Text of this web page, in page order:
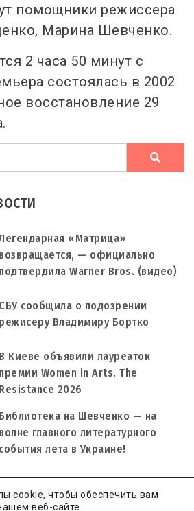
помощники режиссера
Марина Шевченко.
2 часа 50 минут с
состоялась в 2002
восстановление 29
«Матрица»
возвращается, — официально
подтвердила Warner Bros. (видео)
СБУ сообщила о подозрении
режисеру Владимиру Бортко
В Киеве объявили лауреаток
премии Women in Arts. The
Resistance 2026
Библиотека на Шевченко — на
волне главного литературного
события лета в Украине!
cookie, чтобы обеспечить вам
веб-сайте.